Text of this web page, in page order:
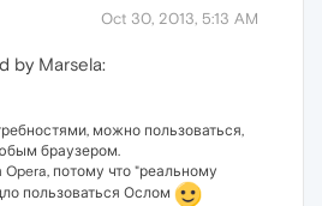
Oct 30, 2013, 5:13 AM
by Marsela:
можно пользоваться,
браузером.
потому что "реальному
пользоваться Ослом